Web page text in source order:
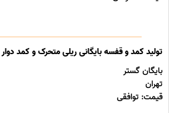
تولید کمد و قفسه بایگانی ریلی متحرک و کمد
بایگان گستر
تهران
قیمت: توافقی